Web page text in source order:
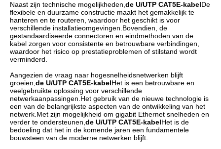
Naast zijn technische mogelijkheden, de U/UTP CAT5E-kabelDe
flexibele en duurzame constructie maakt het gemakkelijk te
hanteren en te routeren, waardoor het geschikt is voor
verschillende installatieomgevingen.Bovendien, de
gestandaardiseerde connectoren en eindmethoden van de
kabel zorgen voor consistente en betrouwbare verbindingen,
waardoor het risico op prestatieproblemen of stilstand wordt
verminderd.
Aangezien de vraag naar hogesnelheidsnetwerken blijft
groeien, de U/UTP CAT5E-kabelHet is een betrouwbare en
veelgebruikte oplossing voor verschillende
netwerkaanpassingen.Het gebruik van de nieuwe technologie is
een van de belangrijkste aspecten van de ontwikkeling van het
netwerk.Met zijn mogelijkheid om gigabit Ethernet snelheden en
verder te ondersteunen, de U/UTP CAT5E-kabelHet is de
bedoeling dat het in de komende jaren een fundamentele
bouwsteen van de moderne netwerken blijft.